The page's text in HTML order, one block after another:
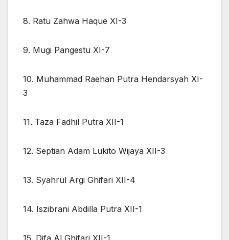
8. Ratu Zahwa Haque XI-3
9. Mugi Pangestu XI-7
10. Muhammad Raehan Putra Hendarsyah XI-
3
11. Taza Fadhil Putra XII-1
12. Septian Adam Lukito Wijaya XII-3
13. Syahrul Argi Ghifari XII-4
14. Iszibrani Abdilla Putra XII-1